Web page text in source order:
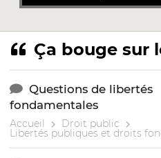
Ça bouge sur
Questions de libertés
fondamentales
Accueil Droit public
Libertés publiques et droits